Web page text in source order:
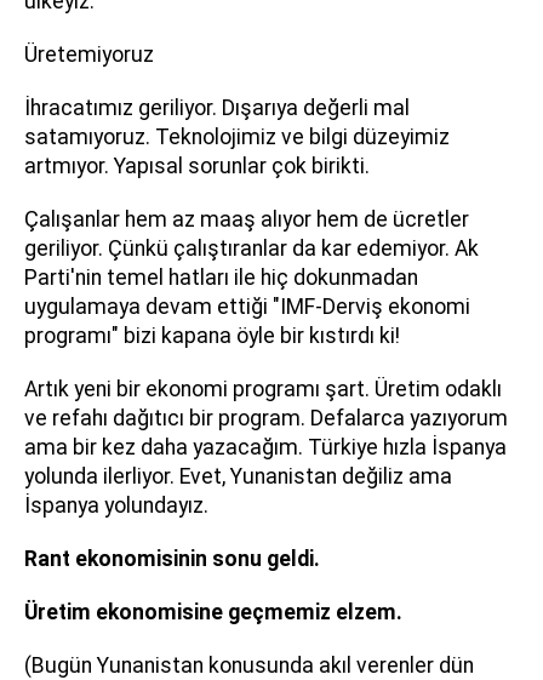
Üretemiyoruz
İhracatımız geriliyor. Dışarıya değerli mal
satamıyoruz. Teknolojimiz ve bilgi düzeyimiz
artmıyor. Yapısal sorunlar çok birikti.
Çalışanlar hem az maaş alıyor hem de ücretler
geriliyor. Çünkü çalıştıranlar da kar edemiyor. Ak
Parti'nin temel hatları ile hiç dokunmadan
uygulamaya devam ettiği "IMF-Derviş ekonomi
programı" bizi kapana öyle bir kıstırdı ki!
Artık yeni bir ekonomi programı şart. Üretim odaklı
ve refahı dağıtıcı bir program. Defalarca yazıyorum
ama bir kez daha yazacağım. Türkiye hızla İspanya
yolunda ilerliyor. Evet, Yunanistan değiliz ama
İspanya yolundayız.
Rant ekonomisinin sonu geldi.
Üretim ekonomisine geçmemiz elzem.
(Bugün Yunanistan konusunda akıl verenler dün